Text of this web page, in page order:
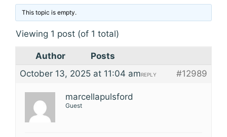
This topic is empty.
Viewing 1 post (of 1 total)
Author
Posts
October 13, 2025 at 11:04 am
#12989
REPLY
marcellapulsford
Guest